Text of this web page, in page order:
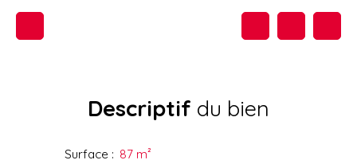
Descriptif du bien
Surface : 87 m²